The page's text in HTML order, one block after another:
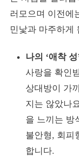
러모으며 이전에
민낯과 마주하게
나의 ‘애착
사랑을 확인
상대방이 가
지는 않았나
을 느끼는 방
불안형, 회피
합니다.